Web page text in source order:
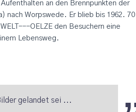
an den Brennpunkten der
nach Worpswede. Er blieb bis 1962. 70
OELZE den Besuchern eine
Lebensweg.
gelandet sei ...